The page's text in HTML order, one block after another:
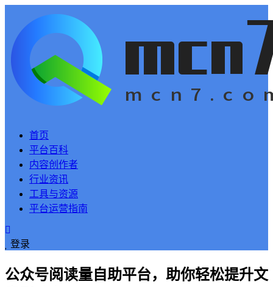
首页
平台百科
内容创作者
行业资讯
工具与资源
平台运营指南
登录
公众号阅读量自助平台，助你轻松提升文